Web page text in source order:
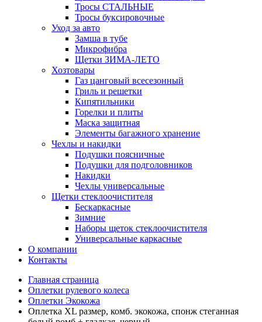
Тросы СТАЛЬНЫЕ
Тросы буксировочные
Уход за авто
Замша в тубе
Микрофибра
Щетки ЗИМА-ЛЕТО
Хозтовары
Газ цанговый всесезонный
Гриль и решетки
Кипятильники
Горелки и плиты
Маска защитная
Элементы багажного хранение
Чехлы и накидки
Подушки поясничные
Подушки для подголовников
Накидки
Чехлы универсальные
Щетки стеклоочистителя
Бескаркасные
Зимние
Наборы щеток стеклоочистителя
Универсальные каркасные
О компании
Контакты
Главная страница
Оплетки рулевого колеса
Оплетки Экокожа
Оплетка XL размер, комб. экокожа, спонж стеганная